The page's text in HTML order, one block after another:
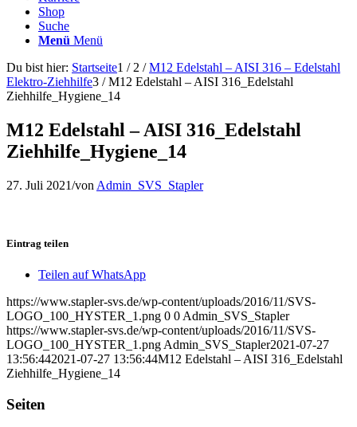
Shop
Suche
Menü Menü
Du bist hier: Startseite1 / 2 / M12 Edelstahl – AISI 316 – Edelstahl
Elektro-Ziehhilfe3 / M12 Edelstahl – AISI 316_Edelstahl
Ziehhilfe_Hygiene_14
M12 Edelstahl – AISI 316_Edelstahl
Ziehhilfe_Hygiene_14
27. Juli 2021/von Admin_SVS_Stapler
Eintrag teilen
Teilen auf WhatsApp
https://www.stapler-svs.de/wp-content/uploads/2016/11/SVS-
LOGO_100_HYSTER_1.png 0 0 Admin_SVS_Stapler
https://www.stapler-svs.de/wp-content/uploads/2016/11/SVS-
LOGO_100_HYSTER_1.png Admin_SVS_Stapler2021-07-27
13:56:442021-07-27 13:56:44M12 Edelstahl – AISI 316_Edelstahl
Ziehhilfe_Hygiene_14
Seiten